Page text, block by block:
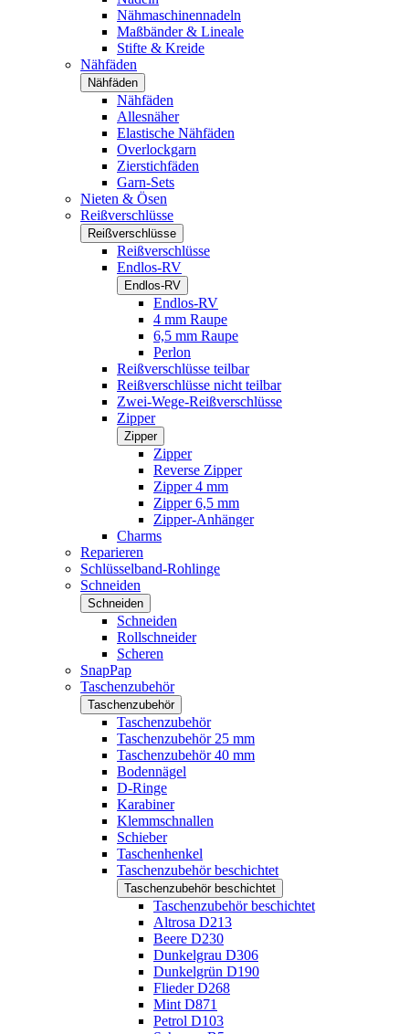
Nähmaschinennadeln
Maßbänder & Lineale
Stifte & Kreide
Nähfäden
Nähfäden
Nähfäden
Allesnäher
Elastische Nähfäden
Overlockgarn
Zierstichfäden
Garn-Sets
Nieten & Ösen
Reißverschlüsse
Reißverschlüsse
Reißverschlüsse
Endlos-RV
Endlos-RV
Endlos-RV
4 mm Raupe
6,5 mm Raupe
Perlon
Reißverschlüsse teilbar
Reißverschlüsse nicht teilbar
Zwei-Wege-Reißverschlüsse
Zipper
Zipper
Zipper
Reverse Zipper
Zipper 4 mm
Zipper 6,5 mm
Zipper-Anhänger
Charms
Reparieren
Schlüsselband-Rohlinge
Schneiden
Schneiden
Schneiden
Rollschneider
Scheren
SnapPap
Taschenzubehör
Taschenzubehör
Taschenzubehör
Taschenzubehör 25 mm
Taschenzubehör 40 mm
Bodennägel
D-Ringe
Karabiner
Klemmschnallen
Schieber
Taschenhenkel
Taschenzubehör beschichtet
Taschenzubehör beschichtet
Taschenzubehör beschichtet
Altrosa D213
Beere D230
Dunkelgrau D306
Dunkelgrün D190
Flieder D268
Mint D871
Petrol D103